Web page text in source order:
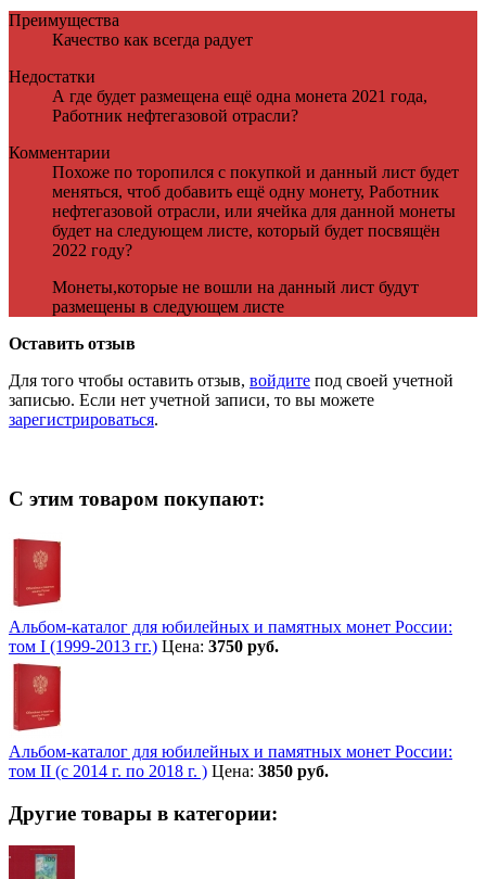
Преимущества
Качество как всегда радует
Недостатки
А где будет размещена ещё одна монета 2021 года,
Работник нефтегазовой отрасли?
Комментарии
Похоже по торопился с покупкой и данный лист будет
меняться, чтоб добавить ещё одну монету, Работник
нефтегазовой отрасли, или ячейка для данной монеты
будет на следующем листе, который будет посвящён
2022 году?
Монеты,которые не вошли на данный лист будут
размещены в следующем листе
Оставить отзыв
Для того чтобы оставить отзыв, войдите под своей учетной
записью. Если нет учетной записи, то вы можете
зарегистрироваться.
С этим товаром покупают:
Альбом-каталог для юбилейных и памятных монет России:
том I (1999-2013 гг.) Цена: 3750 руб.
Альбом-каталог для юбилейных и памятных монет России:
том II (с 2014 г. по 2018 г. ) Цена: 3850 руб.
Другие товары в категории: